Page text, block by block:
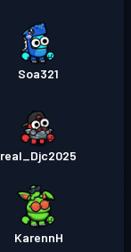
Soa321
real_Djc2025
KarennH